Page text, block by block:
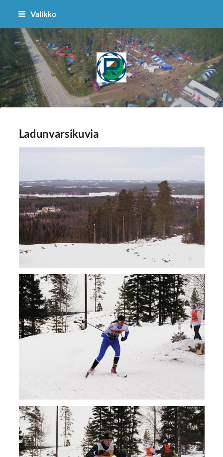
Siirry
sisältöön
Valikko
Puolangan Ryhti
Ladunvarsikuvia